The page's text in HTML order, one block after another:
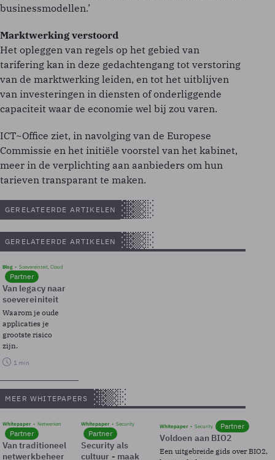
businessmodellen.’
Marktwerking verstoord
Het opleggen van regels op het gebied van
tarifering kan in deze gedachtengang tot verstoring
van de marktwerking leiden, en tot het uitblijven
van investeringen in diensten of onderliggende
capaciteit waar de economie wel bij zou varen.
ICT~Office ziet, in navolging van de Europese
Commissie en het initiële voorstel van het kabinet,
meer in de verplichting aan aanbieders om hun
tarieven transparant te maken.
GERELATEERDE ARTIKELEN
GERELATEERDE ARTIKELEN
Blog Soevereinteit, Cloud
Partner
Van legacy naar
soevereiniteit
Waarom je oude
applicaties je
grootste risico
zijn.
1 min
MEER WHITEPAPERS
Whitepaper Netwerken
Partner
Van traditioneel
netwerkbeheer
Whitepaper Security
Partner
Security als
cultuur - maak
Whitepaper Security Partner
Voldoen aan BIO2
Een uitgebreide gids over BIO2,